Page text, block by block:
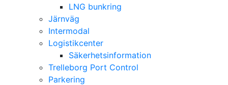
LNG bunkring
Järnväg
Intermodal
Logistikcenter
Säkerhetsinformation
Trelleborg Port Control
Parkering